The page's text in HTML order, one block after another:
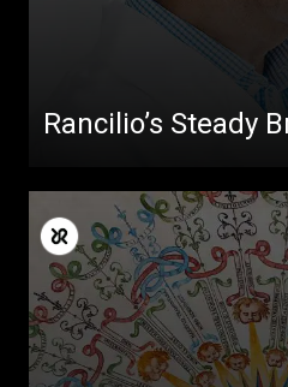
Rancilio’s Steady